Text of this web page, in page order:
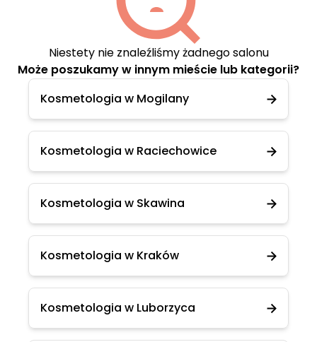
Niestety nie znaleźliśmy żadnego salonu
Może poszukamy w innym mieście lub kategorii?
Kosmetologia w Mogilany
Kosmetologia w Raciechowice
Kosmetologia w Skawina
Kosmetologia w Kraków
Kosmetologia w Luborzyca